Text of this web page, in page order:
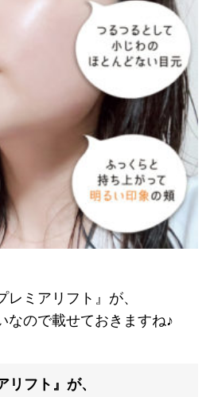
ミアリフト』が、
なので載せておきますね♪
リフト』が、